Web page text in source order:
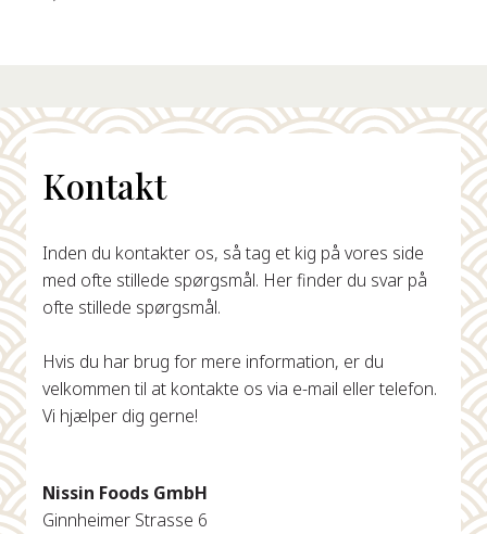
Kontakt
Inden du kontakter os, så tag et kig på vores side
med ofte stillede spørgsmål. Her finder du svar på
ofte stillede spørgsmål.
Hvis du har brug for mere information, er du
velkommen til at kontakte os via e-mail eller telefon.
Vi hjælper dig gerne!
Nissin Foods GmbH
Ginnheimer Strasse 6